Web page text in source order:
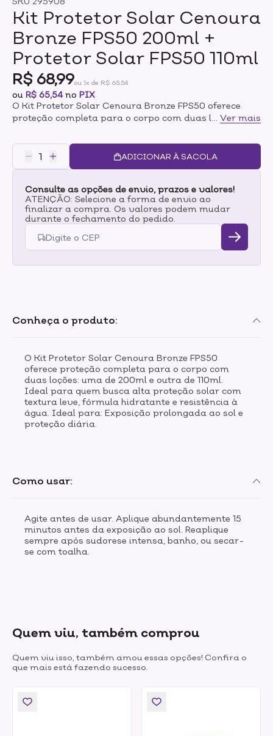
Kit Protetor Solar Cenoura
Bronze FPS50 200ml +
Protetor Solar FPS50 110ml
R$ 68,99ou 1x de R$ 65,54
ou R$ 65,54no PIX
O Kit Protetor Solar Cenoura Bronze FPS50 oferece
proteção completa para o corpo com duas loções:
busca alta proteção solar com textura leve, fórmula
hidratante e resistência à água. Ideal para: Exposição
prolongada ao sol e proteção diária.
Ver mais
ADICIONAR À SACOLA
Consulte as opções de envio, prazos e valores!
ATENÇÃO: Selecione a forma de envio ao
finalizar a compra. Os valores podem mudar
durante o fechamento do pedido.
Como usar:
Agite antes de usar. Aplique abundantemente 15
minutos antes da exposição ao sol. Reaplique
sempre após sudorese intensa, banho, ou secar-
se com toalha.
Conheça o produto:
O Kit Protetor Solar Cenoura Bronze FPS50
oferece proteção completa para o corpo com
duas loções: uma de 200ml e outra de 110ml.
Ideal para quem busca alta proteção solar com
textura leve, fórmula hidratante e resistência à
água. Ideal para: Exposição prolongada ao sol e
proteção diária.
Quem viu, também comprou
Quem viu isso, também amou essas opções! Confira o
que mais está fazendo sucesso.